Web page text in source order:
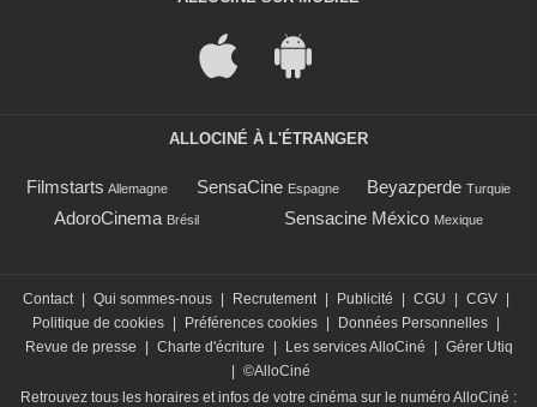
ALLOCINÉ À L'ÉTRANGER
Filmstarts Allemagne SensaCine Espagne Beyazperde Turquie
AdoroCinema Brésil Sensacine México Mexique
Contact | Qui sommes-nous | Recrutement | Publicité | CGU | CGV |
Politique de cookies | Préférences cookies | Données Personnelles |
Revue de presse
| Charte d'écriture | Les services AlloCiné | Gérer Utiq
| ©AlloCiné
Retrouvez tous les horaires et infos de votre cinéma sur le numéro AlloCiné :